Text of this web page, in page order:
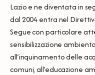
Lazio e ne diventata in
dal 2004 entra nel
Segue con particolare
sensibilizzazione
all’inquinamento delle
comuni, all’educazione